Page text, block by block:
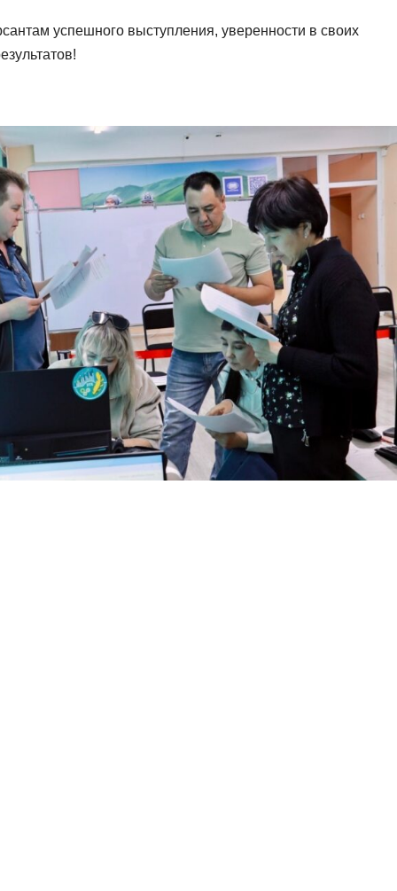
успешного выступления, уверенности в своих